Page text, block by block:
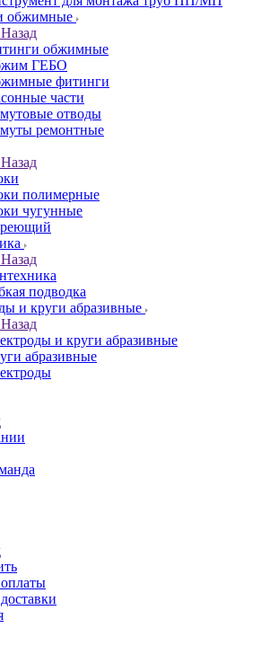
обжимные
Назад
обжимные
ГЕБО
фитинги
части
отводы
ремонтные
Назад
полимерные
чугунные
Назад
подводка
и круги абразивные
Назад
и круги абразивные
абразивные